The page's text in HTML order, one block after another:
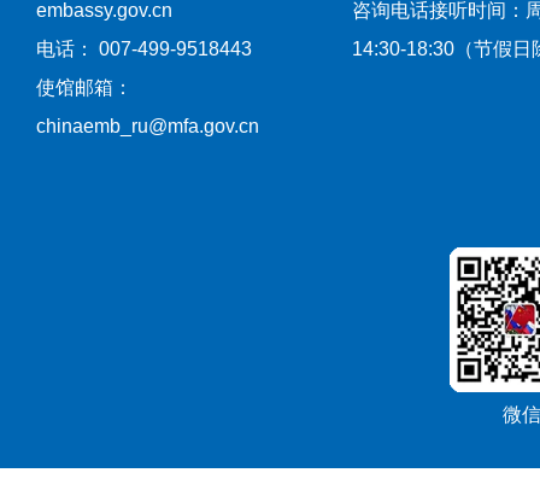
embassy.gov.cn
电话： 007-499-9518443
使馆邮箱：
chinaemb_ru@mfa.gov.cn
咨询电话接听时间：
14:30-18:30（节假日
微信